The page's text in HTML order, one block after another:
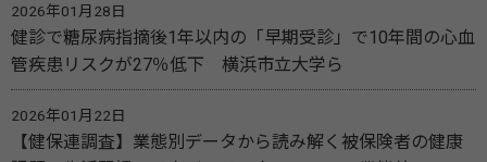
2026年01月28日
健診で糖尿病指摘後1年以内の「早期受診」で10年間の心血
管疾患リスクが27％低下 横浜市立大学ら
2026年01月22日
【健保連調査】業態別データから読み解く被保険者の健康